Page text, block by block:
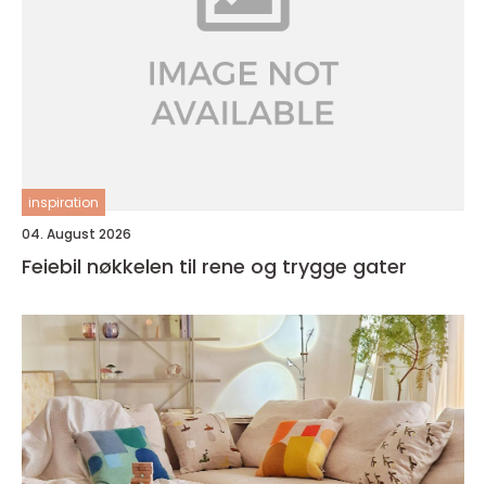
inspiration
04. August 2026
Feiebil nøkkelen til rene og trygge gater